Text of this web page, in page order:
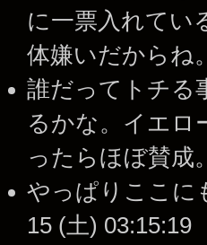
に一票入れてい
体嫌いだからね
誰だってトチる
るかな。イエロ
ったらほぼ賛成
やっぱりここに
15 (土) 03:15:19